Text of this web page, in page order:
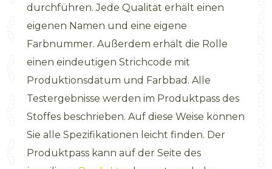
durchführen. Jede Qualität erhält einen
eigenen Namen und eine eigene
Farbnummer. Außerdem erhält die Rolle
einen eindeutigen Strichcode mit
Produktionsdatum und Farbbad. Alle
Testergebnisse werden im Produktpass des
Stoffes beschrieben. Auf diese Weise können
Sie alle Spezifikationen leicht finden. Der
Produktpass kann auf der Seite des